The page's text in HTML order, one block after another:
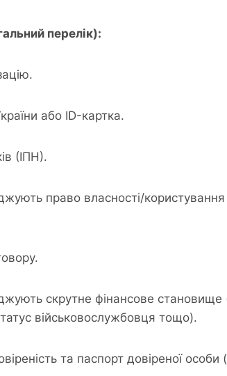
перелік):
або ID-картка.
(ІПН).
право власності/
скрутне фінансове становище
військовослужбовця тощо).
та паспорт довіреної особи